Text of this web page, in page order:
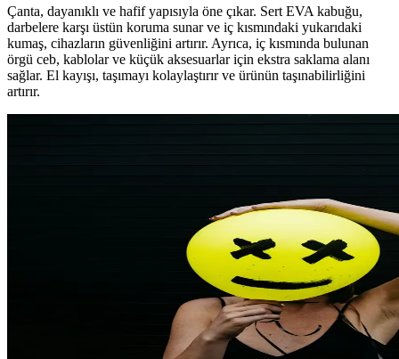
Çanta, dayanıklı ve hafif yapısıyla öne çıkar. Sert EVA kabuğu,
darbelere karşı üstün koruma sunar ve iç kısmındaki yukarıdaki
kumaş, cihazların güvenliğini artırır. Ayrıca, iç kısmında bulunan
örgü ceb, kablolar ve küçük aksesuarlar için ekstra saklama alanı
sağlar. El kayışı, taşımayı kolaylaştırır ve ürünün taşınabilirliğini
artırır.